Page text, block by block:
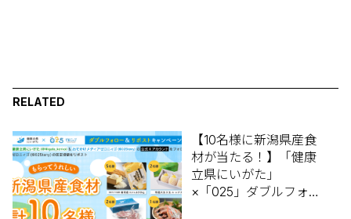
RELATED
【10名様に新潟県産食
材が当たる！】「健康
立県にいがた」
×「025」ダブルフォロ